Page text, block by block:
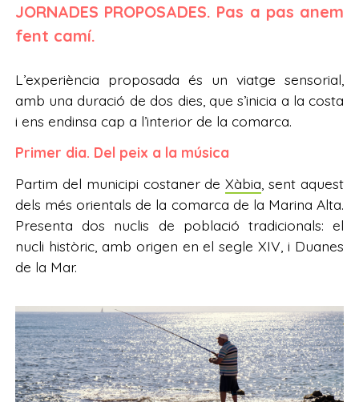
JORNADES PROPOSADES. Pas a pas anem
fent camí.
L’experiència proposada és un viatge sensorial,
amb una duració de dos dies, que s’inicia a la costa
i ens endinsa cap a l’interior de la comarca.
Primer dia. Del peix a la música
Partim del municipi costaner deXàbia , sent aquest
dels més orientals de la comarca de la Marina Alta.
Presenta dos nuclis de població tradicionals: el
nucli històric, amb origen en el segle XIV, i Duanes
de la Mar.